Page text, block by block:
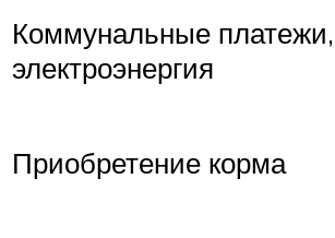
Коммунальные платежи,
электроэнергия
Приобретение корма